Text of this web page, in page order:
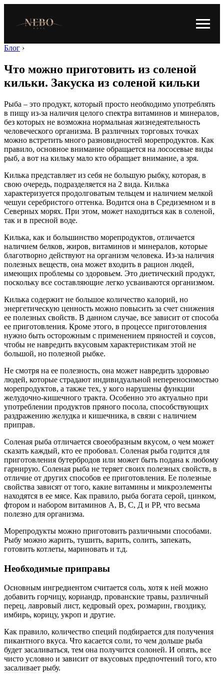
Блог ›
Что можно приготовить из соленой
кильки. Закуска из соленой кильки
Рыба – это продукт, который просто необходимо употреблять
в пищу из-за наличия целого спектра витаминов и минералов,
без которых не возможна нормальная жизнедеятельность
человеческого организма. В различных торговых точках
можно встретить много разновидностей морепродуктов. Как
правило, основное внимание обращается на лососевые виды
рыб, а вот на кильку мало кто обращает внимание, а зря.
Килька представляет из себя не большую рыбку, которая, в
свою очередь, подразделяется на 2 вида. Килька
характеризуется продолговатым тельцем и наличием мелкой
чешуи серебристого оттенка. Водится она в Средиземном и в
Северных морях. При этом, может находиться как в соленой,
так и в пресной воде.
Килька, как и большинство морепродуктов, отличается
наличием белков, жиров, витаминов и минералов, которые
благотворно действуют на организм человека. Из-за наличия
полезных веществ, она может входить в рацион людей,
имеющих проблемы со здоровьем. Это диетический продукт,
поскольку все составляющие легко усваиваются организмом.
Килька содержит не большое количество калорий, но
энергетическую ценность можно повысить за счет снижения
ее полезных свойств. В данном случае, все зависит от способа
ее приготовления. Кроме этого, в процессе приготовления
нужно быть осторожным с применением пряностей и соусов,
чтобы не навредить вкусовым характеристикам этой не
большой, но полезной рыбке.
Не смотря на ее полезность, она может навредить здоровью
людей, которые страдают индивидуальной непереносимостью
морепродуктов, а также тех, у кого нарушены функции
желудочно-кишечного тракта. Особенно это актуально при
употреблении продуктов пряного посола, способствующих
раздражению желудка и кишечника, в связи с наличием
приправ.
Соленая рыба отличается своеобразным вкусом, о чем может
сказать каждый, кто ее пробовал. Соленая рыба годится для
приготовления бутербродов или может быть подана к любому
гарнирую. Соленая рыба не теряет своих полезных свойств, в
отличие от других способов ее приготовления. Ее полезные
свойства зависят от того, какие витамины и микроэлементы
находятся в ее мясе. Как правило, рыба богата серой, цинком,
фтором и набором витаминов А, В, С, Д и РР, что весьма
полезно для организма.
Морепродукты можно приготовить различными способами.
Рыбу можно жарить, тушить, варить, солить, запекать,
готовить котлеты, мариновать и т.д.
Необходимые приправы
Основным ингредиентом считается соль, хотя к ней можно
добавить горчицу, кориандр, прованские травы, различный
перец, лавровый лист, кедровый орех, розмарин, гвоздику,
имбирь, корицу, укроп и другие.
Как правило, количество специй подбирается для получения
пикантного вкуса. Что касается соли, то чем дольше рыба
будет засаливаться, тем она получится солоней. И опять, все
чисто условно и зависит от вкусовых предпочтений того, кто
засаливает рыбу.